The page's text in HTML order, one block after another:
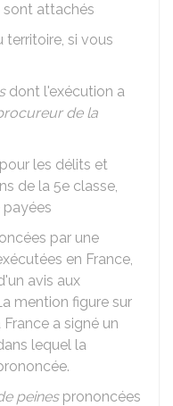
sont attachés
territoire, si vous
dont l'exécution a
de la
les délits et
de la 5e classe,
par une
en France,
avis aux
mention figure sur
a signé un
lequel la
peinesprononcées